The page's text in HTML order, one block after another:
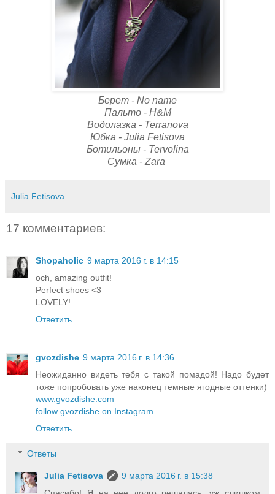
Берет - No name
Пальто - H&M
Водолазка - Terranova
Юбка - Julia Fetisova
Ботильоны - Tervolina
Сумка - Zara
Julia Fetisova
17 комментариев:
Shopaholic 9 марта 2016 г. в 14:15
och, amazing outfit!
Perfect shoes <3
LOVELY!
Ответить
gvozdishe 9 марта 2016 г. в 14:36
Неожиданно видеть тебя с такой помадой! Надо будет
тоже попробовать уже наконец темные ягодные оттенки)
www.gvozdishe.com
follow gvozdishe on Instagram
Ответить
Ответы
Julia Fetisova
9 марта 2016 г. в 15:38